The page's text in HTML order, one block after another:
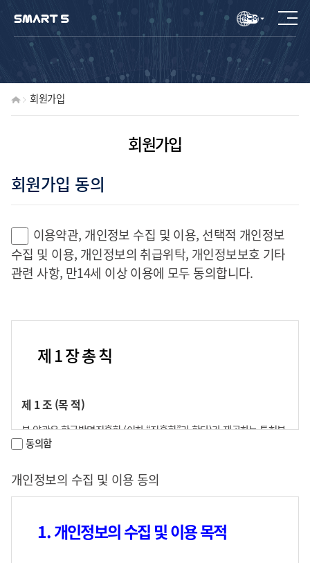
한국어
회원가입
회원가입
회원가입 동의
이용약관, 개인정보 수집 및 이용, 선택적 개인정보
수집 및 이용, 개인정보의 취급위탁, 개인정보보호 기타
관련 사항, 만14세 이상 이용에 모두 동의합니다.
제 1 장 총 칙
제 1 조 (목 적)
본 약관은 한국발명진흥회 (이하 “진흥회”라 한다)가 제공하는 특허분
석평가시스템 (이하 “분석평가시스템”이라 한다) 이용에 관한 제반 절
책임사항을 규정함을 목적으로 한다.
① 이 약관에서 이용하는 용어의 정의는 다음과 같다.
동의함
개인정보의 수집 및 이용 동의
1. 개인정보의 수집 및 이용 목적